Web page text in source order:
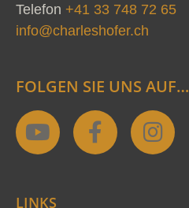
Telefon +41 33 748 72 65
info@charleshofer.ch
FOLGEN SIE UNS AUF…
Y
o
F
a
I
n
LINKS